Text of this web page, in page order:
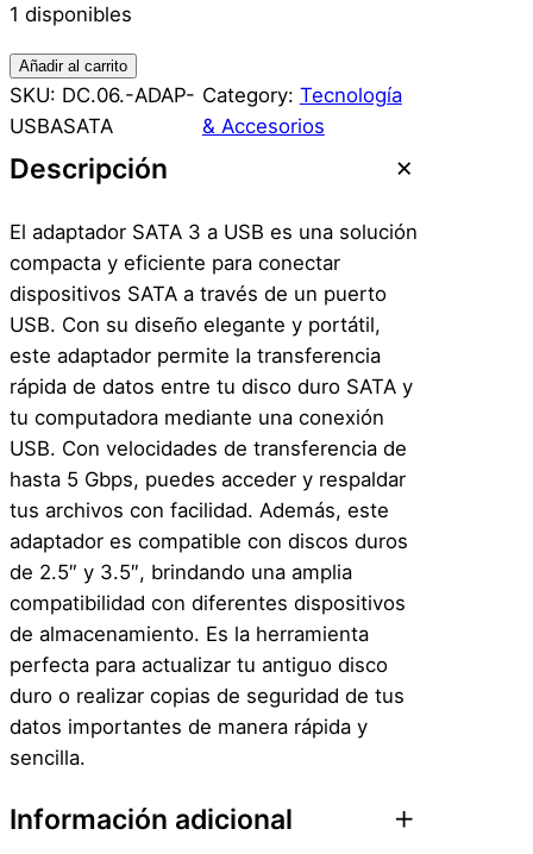
1 disponibles
A
d
a
p
a
o
r
l
e
b
A
S
a
3
Añadir al carrito
SKU: DC.06.-ADAP-
USBASATA
Category: Tecnología
& Accesorios
Descripción
El adaptador SATA 3 a USB es una solución
compacta y eficiente para conectar
dispositivos SATA a través de un puerto
USB. Con su diseño elegante y portátil,
este adaptador permite la transferencia
rápida de datos entre tu disco duro SATA y
tu computadora mediante una conexión
USB. Con velocidades de transferencia de
hasta 5 Gbps, puedes acceder y respaldar
tus archivos con facilidad. Además, este
adaptador es compatible con discos duros
de 2.5″ y 3.5″, brindando una amplia
compatibilidad con diferentes dispositivos
de almacenamiento. Es la herramienta
perfecta para actualizar tu antiguo disco
duro o realizar copias de seguridad de tus
datos importantes de manera rápida y
sencilla.
Información adicional